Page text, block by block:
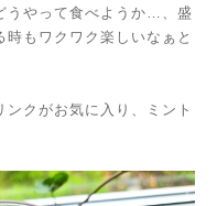
うやって食べようか…、盛
もワクワク楽しいなぁと
クがお気に入り、ミント